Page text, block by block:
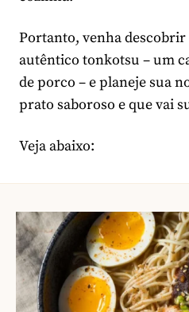
Portanto, venha
autêntico tonkotsu – um
de porco – e planeje sua
prato saboroso e que vai
Veja abaixo: